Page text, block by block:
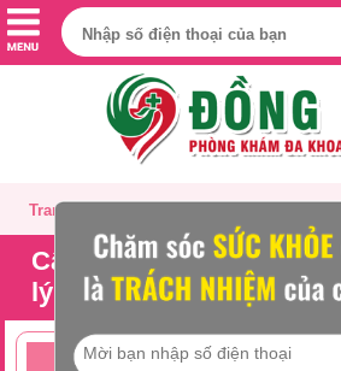
Trang chủ
Cấu tạo của tử cung và
lý tử cung hay mắc phải
TƯ VẤN ONLINE MIỄN PHÍ